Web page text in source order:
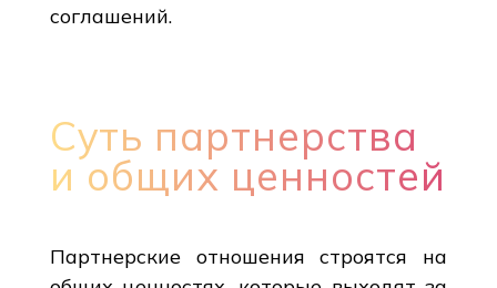
соглашений.
Суть партнерства
и общих ценностей
Партнерские отношения строятся на